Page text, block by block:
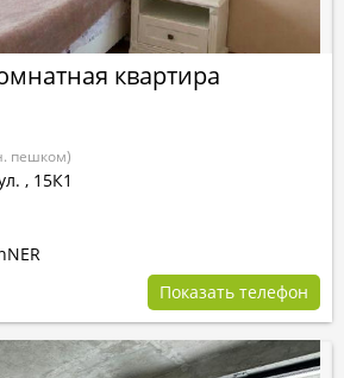
квартира
пешком)
, 15К1
Показать телефон